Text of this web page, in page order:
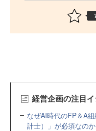
経営企画の注目
なぜAI時代のFP＆A
計士）」が必須なの